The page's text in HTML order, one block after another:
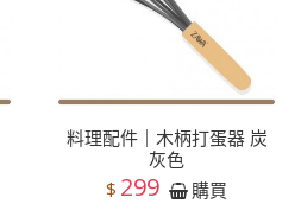
料理配件｜木柄打蛋器 炭
灰色
$ 299 購買